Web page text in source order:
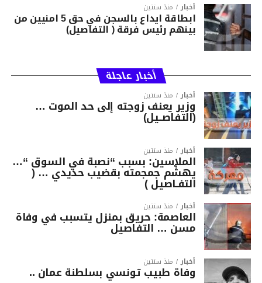
أخبار منذ سنتين
ابطاقة ايداع بالسجن في حق 5 امنيين من
بينهم رئيس فرقة ( التفاصيل)
أخبار عاجلة
أخبار منذ سنتين
وزير يعنف زوجته إلى حد الموت …
(التفاصــيل)
أخبار منذ سنتين
الملاسين: بسبب “نصبة في السوق “…
يهشّم جمجمته بقضيب حديدي … (
التفـاصيل )
أخبار منذ سنتين
العاصمة: حريق بمنزل يتسبب في وفاة
مسن … التفاصيل
أخبار منذ سنتين
وفاة طبيب تونسي بسلطنة عمان ..